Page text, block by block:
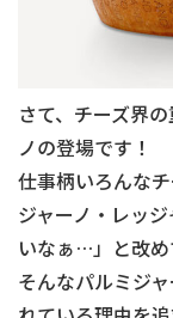
さて、チーズ界
ノの登場です！
仕事柄いろんな
ジャーノ・レッ
いなぁ…」と改め
そんなパルミジ